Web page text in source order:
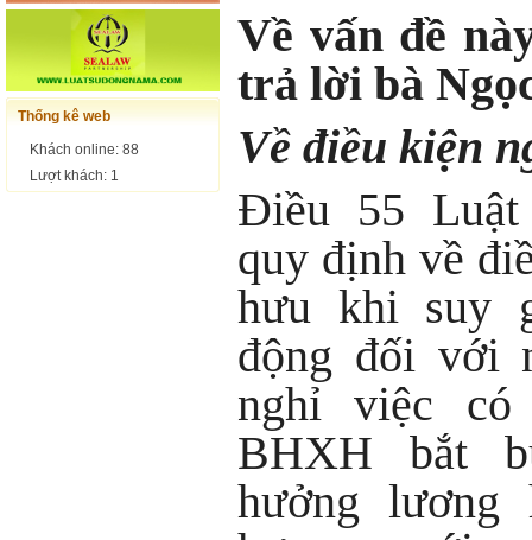
Thống kê web
Khách online: 88
Lượt khách: 1
Về vấn đề
trả lời bà
Về điều kiện
Điều 55
quy định về
hưu khi suy
động đối với
nghỉ việc
BHXH bắt
hưởng